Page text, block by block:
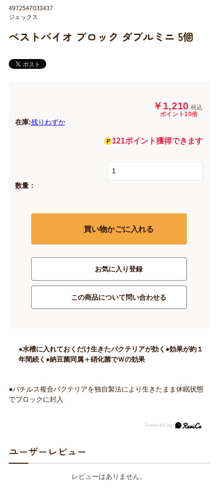
ベストバイオ ブロック ダブルミニ 5個
￥1,210 税込
ポイント10倍
在庫:残りわずか
121ポイント獲得できます
数量：
買い物かごに入れる
お気に入り登録
この商品について問い合わせる
4972547033437
ジェックス
●水槽に入れておくだけ生きたバクテリアが効く●効果が約１
年間続く●納豆菌同属＋硝化菌でＷの効果
●バチルス複合バクテリアを独自製法により生きたまま休眠状態
でブロックに封入
ユーザーレビュー
レビューはありません。